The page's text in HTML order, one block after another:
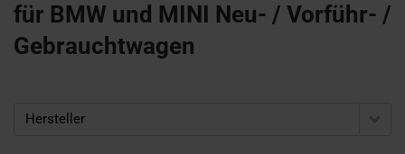
für BMW und MINI Neu- / Vorführ- /
Gebrauchtwagen
Hersteller